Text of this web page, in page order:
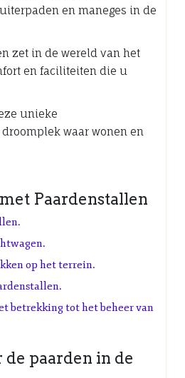
en maneges in de
zet in de wereld van het
en faciliteiten die u
unieke
waar wonen en
Paardenstallen
op het terrein.
betrekking tot het beheer van
paarden in de